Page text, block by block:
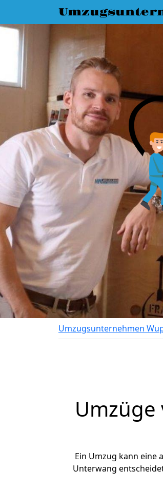
Umzugsunternehmen
Ein Umzug kann eine
Unterwang